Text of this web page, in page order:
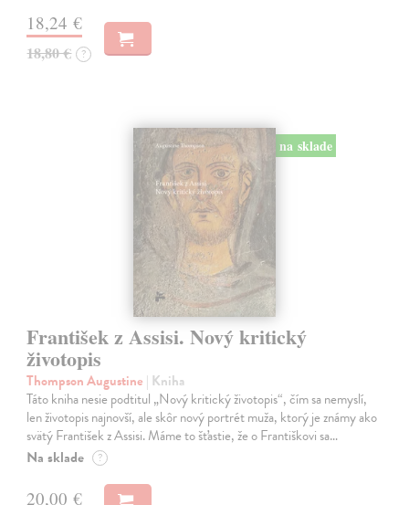
18,24 €
18,80 € ?
na sklade
František z Assisi. Nový kritický
životopis
Thompson Augustine | Kniha
Táto kniha nesie podtitul „Nový kritický životopis“, čím sa nemyslí,
len životopis najnovší, ale skôr nový portrét muža, ktorý je známy ako
svätý František z Assisi. Máme to šťastie, že o Františkovi sa…
Na sklade ?
20,00 €